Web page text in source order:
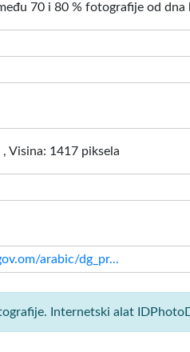
70 i 80 % fotografije od dna
Visina: 1417 piksela
arabic/dg_pr...
Internetski alat